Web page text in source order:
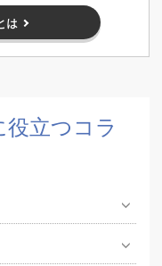
は
役立つコラ
雰囲気づくりと